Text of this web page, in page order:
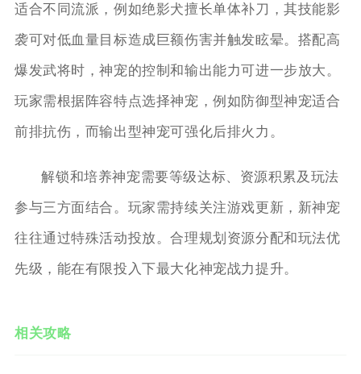
适合不同流派，例如绝影犬擅长单体补刀，其技能影
袭可对低血量目标造成巨额伤害并触发眩晕。搭配高
爆发武将时，神宠的控制和输出能力可进一步放大。
玩家需根据阵容特点选择神宠，例如防御型神宠适合
前排抗伤，而输出型神宠可强化后排火力。
解锁和培养神宠需要等级达标、资源积累及玩法
参与三方面结合。玩家需持续关注游戏更新，新神宠
往往通过特殊活动投放。合理规划资源分配和玩法优
先级，能在有限投入下最大化神宠战力提升。
相关攻略